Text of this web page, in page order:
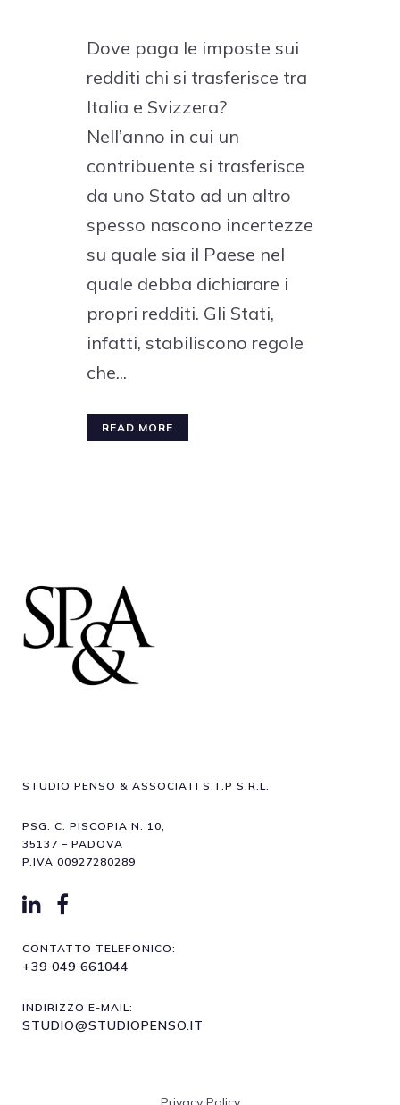
Dove paga le imposte sui
redditi chi si trasferisce tra
Italia e Svizzera?
Nell’anno in cui un
contribuente si trasferisce
da uno Stato ad un altro
spesso nascono incertezze
su quale sia il Paese nel
quale debba dichiarare i
propri redditi. Gli Stati,
infatti, stabiliscono regole
che...
READ MORE
STUDIO PENSO & ASSOCIATI S.T.P S.R.L.
PSG. C. PISCOPIA N. 10,
35137 – PADOVA
P.IVA 00927280289
CONTATTO TELEFONICO:
+39 049 661044
INDIRIZZO E-MAIL:
STUDIO@STUDIOPENSO.IT